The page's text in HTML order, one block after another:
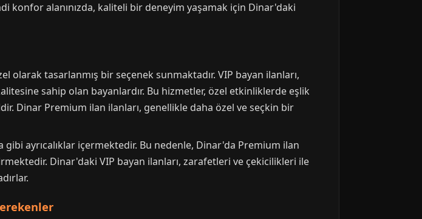
konfor alanınızda, kaliteli bir deneyim yaşamak için Dinar'daki
tasarlanmış bir seçenek sunmaktadır. VIP bayan ilanları,
sahip olan bayanlardır. Bu hizmetler, özel etkinliklerde eşlik
Dinar Premium ilan ilanları, genellikle daha özel ve seçkin bir
ayrıcalıklar içermektedir. Bu nedenle, Dinar'da Premium ilan
Dinar'daki VIP bayan ilanları, zarafetleri ve çekicilikleri ile